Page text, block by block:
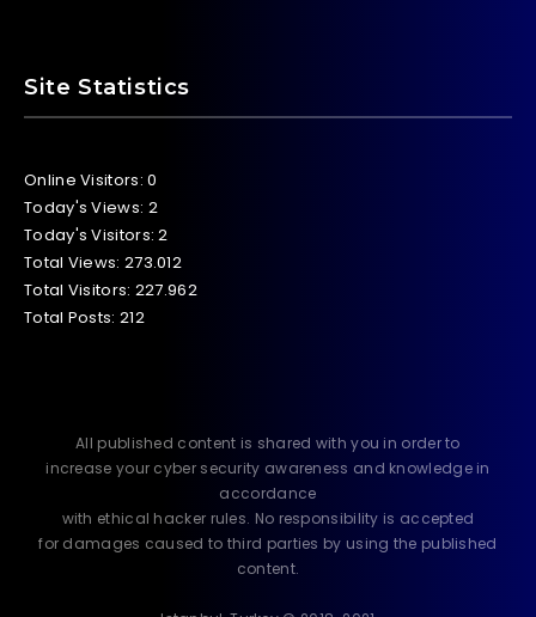
Site Statistics
Online Visitors:0
Today's Views: 2
Today's Visitors:2
Total Views: 273.012
Total Visitors: 227.962
Total Posts: 212
All published content is shared with you in order to
increase your cyber security awareness and knowledge in
accordance
with ethical hacker rules. No responsibility is accepted
for damages caused to third parties by using the published
content.